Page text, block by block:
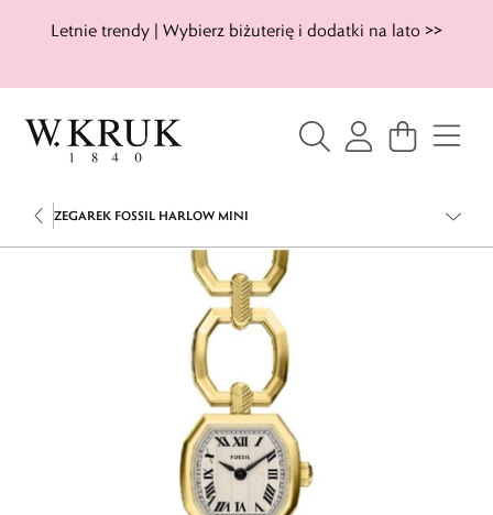
Letnie trendy | Wybierz biżuterię i dodatki na lato >>
ZEGAREK FOSSIL HARLOW MINI